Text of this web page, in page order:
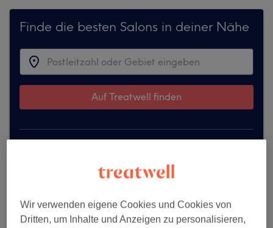
Finde die besten Salons in deiner Nähe
Auf Treatwell finden
Wir verwenden eigene Cookies und Cookies von
Dritten, um Inhalte und Anzeigen zu personalisieren,